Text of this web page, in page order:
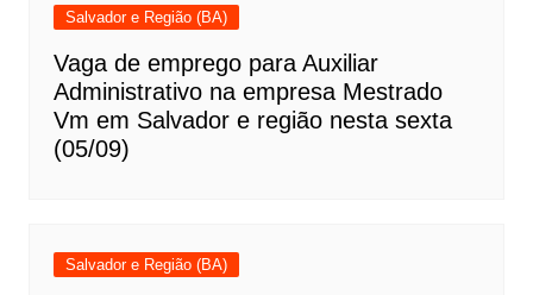
Salvador e Região (BA)
Vaga de emprego para Auxiliar
Administrativo na empresa Mestrado
Vm em Salvador e região nesta sexta
(05/09)
Salvador e Região (BA)